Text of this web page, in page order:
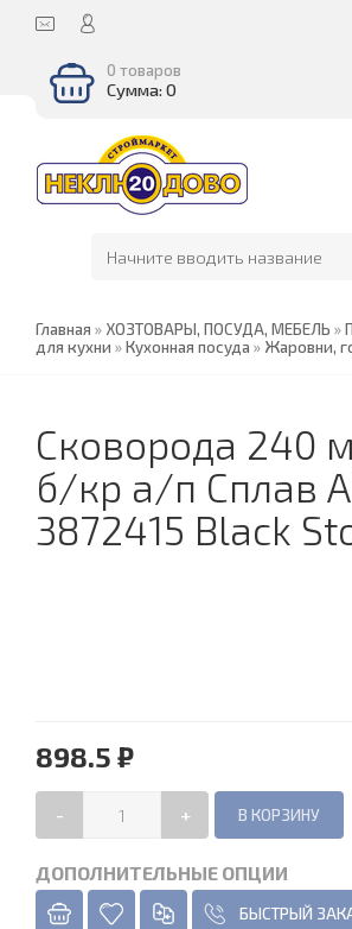
0 товаров
Сумма: 0
Главная » ХОЗТОВАРЫ, ПОСУДА, МЕБЕЛЬ »
для кухни »Кухонная посуда » Жаровни,
Сковорода 240
б/кр а/п Сплав
3872415 Black
898.5 ₽
- +
ДОПОЛНИТЕЛЬНЫЕ ОПЦИИ
БЫСТРЫЙ